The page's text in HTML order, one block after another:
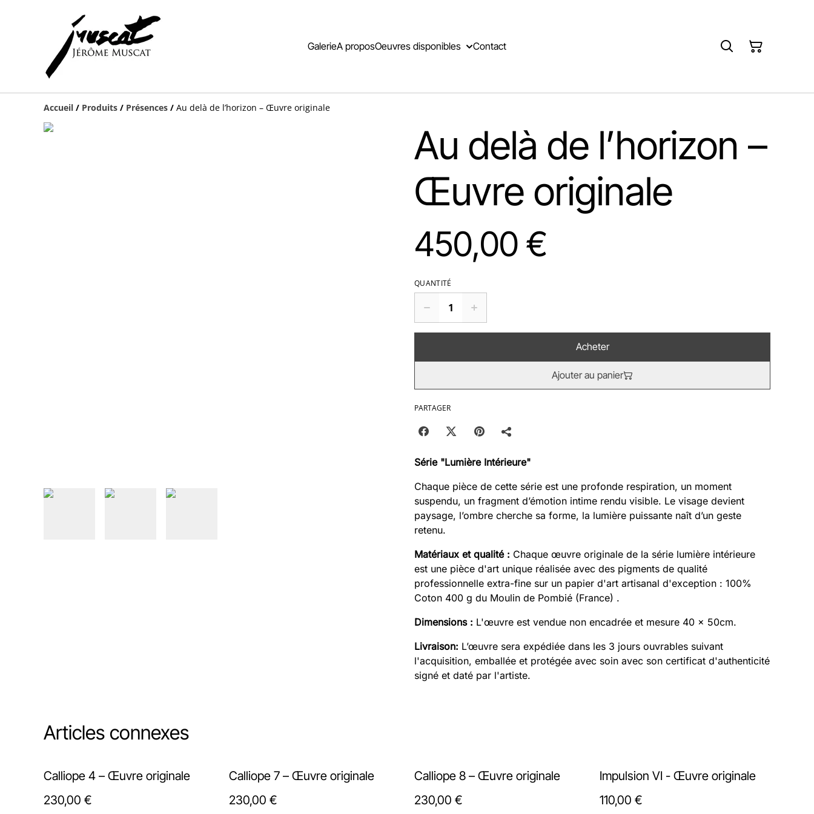
GalerieA proposOeuvres disponibles Contact
Accueil / Produits / Présences / Au delà de l’horizon – Œuvre originale
Au delà de l’horizon –
Œuvre originale
450,00 €
QUANTITÉ
Acheter
Ajouter au panier
PARTAGER
Série "Lumière Intérieure"
Chaque pièce de cette série est une profonde respiration, un moment
suspendu, un fragment d’émotion intime rendu visible. Le visage devient
paysage, l’ombre cherche sa forme, la lumière puissante naît d’un geste
retenu.
Matériaux et qualité : Chaque œuvre originale de la série lumière intérieure
est une pièce d'art unique réalisée avec des pigments de qualité
professionnelle extra-fine sur un papier d'art artisanal d'exception : 100%
Coton 400 g du Moulin de Pombié (France) .
Dimensions : L'œuvre est vendue non encadrée et mesure 40 x 50cm.
Livraison: L’œuvre sera expédiée dans les 3 jours ouvrables suivant
l'acquisition, emballée et protégée avec soin avec son certificat d'authenticité
signé et daté par l'artiste.
Articles connexes
Calliope 4 – Œuvre originale
230,00 €
Calliope 7 – Œuvre originale
230,00 €
Calliope 8 – Œuvre originale
230,00 €
Impulsion VI - Œuvre originale
110,00 €